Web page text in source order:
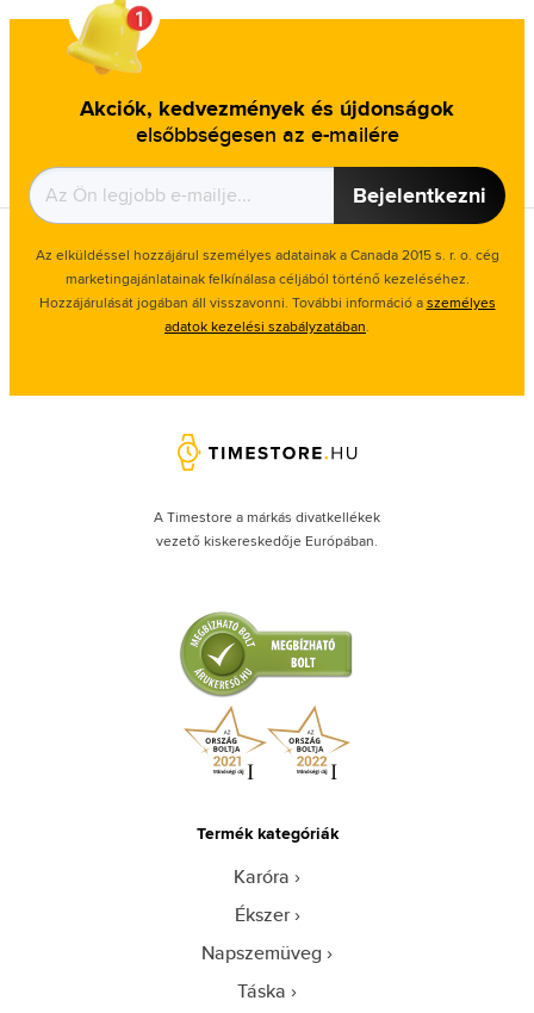
Akciók, kedvezmények és újdonságok
elsőbbségesen az e-mailére
Bejelentkezni
Az elküldéssel hozzájárul személyes adatainak a Canada 2015 s. r. o. cég
marketingajánlatainak felkínálasa céljából történő kezeléséhez.
Hozzájárulását jogában áll visszavonni. További információ aszemélyes
adatok kezelési szabályzatában.
A Timestore a márkás divatkellékek
vezető kiskereskedője Európában.
Termék kategóriák
Karóra
Ékszer
Napszemüveg
Táska